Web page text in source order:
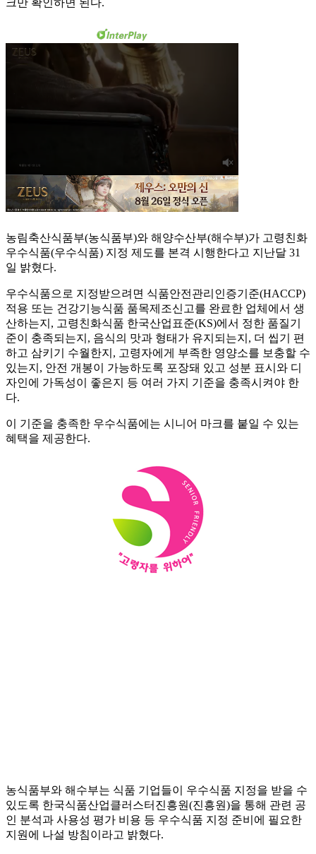
크만 확인하면 된다.
농림축산식품부(농식품부)와 해양수산부(해수부)가 고령친화
우수식품(우수식품) 지정 제도를 본격 시행한다고 지난달 31
일 밝혔다.
우수식품으로 지정받으려면 식품안전관리인증기준(HACCP)
적용 또는 건강기능식품 품목제조신고를 완료한 업체에서 생
산하는지, 고령친화식품 한국산업표준(KS)에서 정한 품질기
준이 충족되는지, 음식의 맛과 형태가 유지되는지, 더 씹기 편
하고 삼키기 수월한지, 고령자에게 부족한 영양소를 보충할 수
있는지, 안전 개봉이 가능하도록 포장돼 있고 성분 표시와 디
자인에 가독성이 좋은지 등 여러 가지 기준을 충족시켜야 한
다.
이 기준을 충족한 우수식품에는 시니어 마크를 붙일 수 있는
혜택을 제공한다.
농식품부와 해수부는 식품 기업들이 우수식품 지정을 받을 수
있도록 한국식품산업클러스터진흥원(진흥원)을 통해 관련 공
인 분석과 사용성 평가 비용 등 우수식품 지정 준비에 필요한
지원에 나설 방침이라고 밝혔다.